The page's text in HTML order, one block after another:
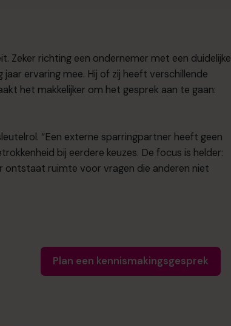
Zeker richting een ondernemer met een duidelijke
ervaring mee. Hij of zij heeft verschillende
het makkelijker om het gesprek aan te gaan:
“Een externe sparringpartner heeft geen
bij eerdere keuzes. De focus is helder:
ruimte voor vragen die anderen niet
Plan een kennismakingsgesprek